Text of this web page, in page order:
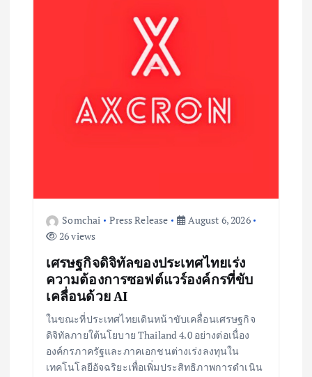
Somchai Press Release
August 6, 2026
26 views
เศรษฐกิจดิจิทัลของประเทศไทยเร่ง
ความต้องการซอฟต์แวร์องค์กรที่ขับ
เคลื่อนด้วย AI
ในขณะที่ประเทศไทยเดินหน้าขับเคลื่อนเศรษฐกิจ
ดิจิทัลภายใต้นโยบาย Thailand 4.0 อย่างต่อเนื่อง
องค์กรภาครัฐและภาคเอกชนต่างเร่งลงทุนใน
เทคโนโลยีอัจฉริยะเพื่อเพิ่มประสิทธิภาพการดำเนิน